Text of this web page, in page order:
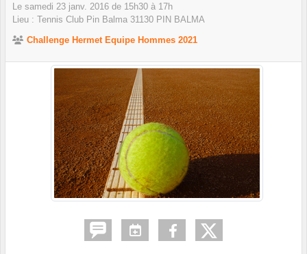
Le samedi 23 janv. 2016 de 15h30 à 17h
Lieu : Tennis Club Pin Balma 31130 PIN BALMA
Challenge Hermet Equipe Hommes 2021